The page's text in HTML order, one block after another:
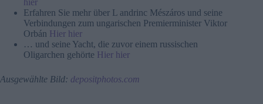
hier
Erfahren Sie mehr über L andrinc Mészáros und seine
Verbindungen zum ungarischen Premierminister Viktor
Orbán Hier hier
… und seine Yacht, die zuvor einem russischen
Oligarchen gehörte Hier hier
Ausgewählte Bild: depositphotos.com